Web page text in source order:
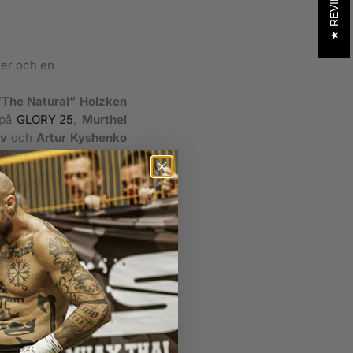
och en
Natural” Holzken
GLORY 25, Murthel
och Artur Kyshenko
jämn match där
möte längre ner.
Nieky